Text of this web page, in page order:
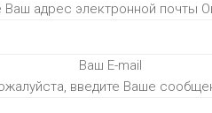
Ваш адрес электронной почты
Ваш E-mail
введите Ваше